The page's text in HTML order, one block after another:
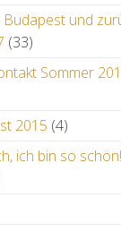
und
(33)
Sommer
2015 (4)
ich bin so